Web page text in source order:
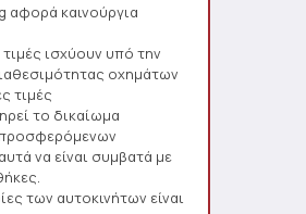
καινούργια
ισχύουν υπό την
οχημάτων
τιμές
το δικαίωμα
να είναι συμβατά με
των αυτοκινήτων είναι